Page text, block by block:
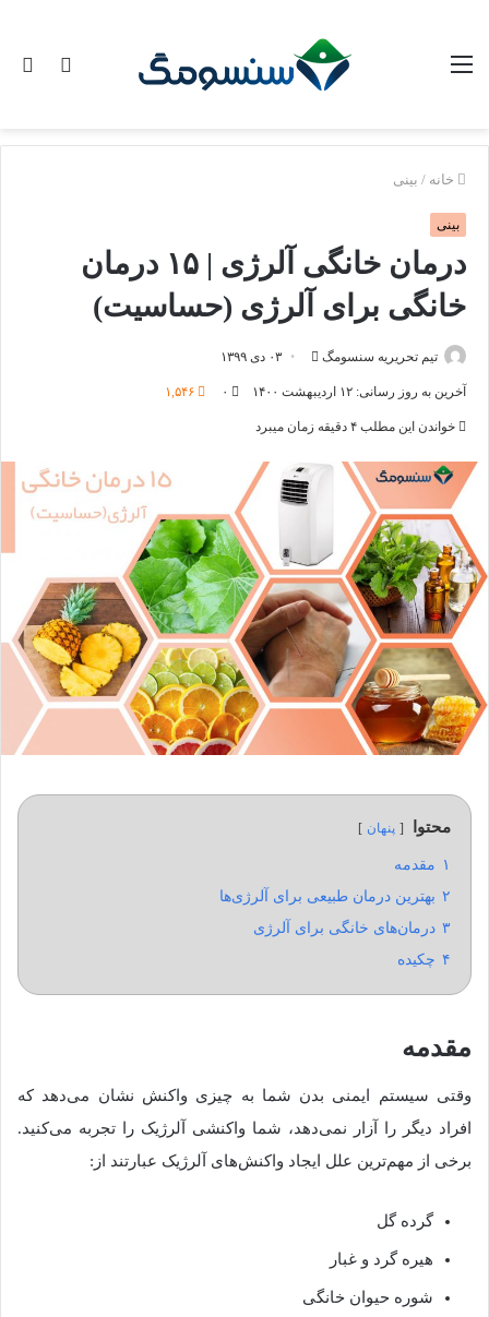
تغییر
منو
خانه / بینی
بینی
درمان خانگی آلرژی | ۱۵ درمان
خانگی برای آلرژی (حساسیت)
تیم تحریریه سنسومگ
ارسال۰۳ دی ۱۳۹۹
آخرین به روز رسانی: ۱۲ اردیبهشت ۱۴۰۰ ۰ ۱,۵۴۶
خواندن این مطلب ۴ دقیقه زمان میبرد
محتوا پنهان
۱ مقدمه
۲ بهترین درمان طبیعی برای آلرژی‌ها
۳ درمان‌های خانگی برای آلرژی
۴ چکیده
مقدمه
وقتی سیستم ایمنی بدن شما به چیزی واکنش نشان می‌دهد که
افراد دیگر را آزار نمی‌دهد، شما واکنشی آلرژیک را تجربه می‌کنید.
برخی از مهم‌ترین علل ایجاد واکنش‌های آلرژیک عبارتند از:
گرده گل
هیره گرد و غبار
شوره حیوان خانگی